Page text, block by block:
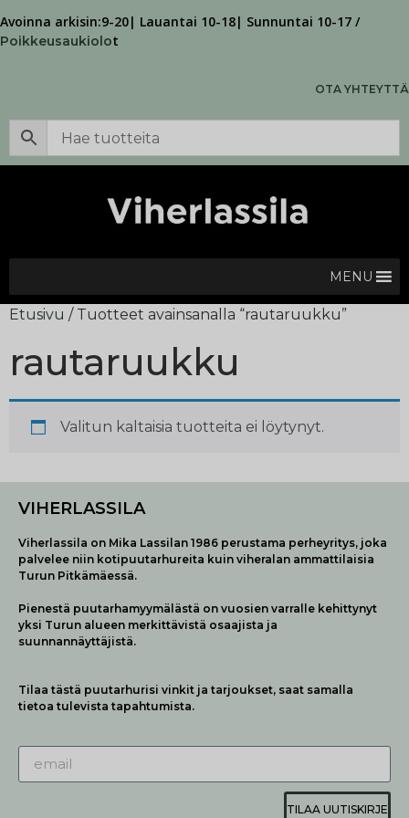
Avoinna arkisin:9-20| Lauantai 10-18| Sunnuntai 10-17 /
Poikkeusaukiolot
OTA YHTEYTTÄ
MENU
Etusivu / Tuotteet avainsanalla “rautaruukku”
rautaruukku
Valitun kaltaisia tuotteita ei löytynyt.
VIHERLASSILA
Viherlassila on Mika Lassilan 1986 perustama perheyritys, joka
palvelee niin kotipuutarhureita kuin viheralan ammattilaisia
Turun Pitkämäessä.
Pienestä puutarhamyymälästä on vuosien varralle kehittynyt
yksi Turun alueen merkittävistä osaajista ja
suunnannäyttäjistä.
Tilaa tästä puutarhurisi vinkit ja tarjoukset, saat samalla
tietoa tulevista tapahtumista.
TILAA UUTISKIRJE